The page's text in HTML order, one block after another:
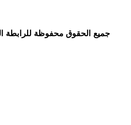
جميع الحقوق محفوظة للرابطة